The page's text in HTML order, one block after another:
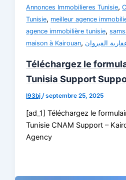
Annonces Immobilieres Tunisie,
Tunisie, meilleur agence
agence immobilière tunisie,
maison à Kairouan, القيروان
Téléchargez le
Tunisia Support
l93bj /septembre 25, 2025
[ad_1] Téléchargez le
Tunisie CNAM Support –
Agency